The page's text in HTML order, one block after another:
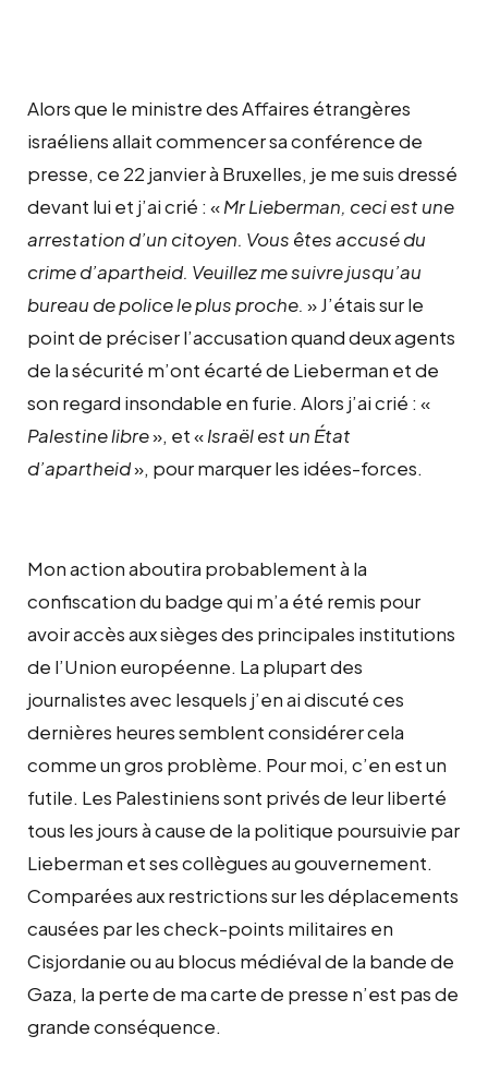
Alors que le ministre des Affaires étrangères
israéliens allait commencer sa conférence de
presse, ce 22 janvier à Bruxelles, je me suis dressé
devant lui et j’ai crié : «Mr Lieberman, ceci est une
arrestation d’un citoyen. Vous êtes accusé du
crime d’apartheid. Veuillez me suivre jusqu’au
bureau de police le plus proche. » J’étais sur le
point de préciser l’accusation quand deux agents
de la sécurité m’ont écarté de Lieberman et de
son regard insondable en furie. Alors j’ai crié : «
Palestine libre», et «Israël est un État
d’apartheid», pour marquer les idées-forces.
Mon action aboutira probablement à la
confiscation du badge qui m’a été remis pour
avoir accès aux sièges des principales institutions
de l’Union européenne. La plupart des
journalistes avec lesquels j’en ai discuté ces
dernières heures semblent considérer cela
comme un gros problème. Pour moi, c’en est un
futile. Les Palestiniens sont privés de leur liberté
tous les jours à cause de la politique poursuivie par
Lieberman et ses collègues au gouvernement.
Comparées aux restrictions sur les déplacements
causées par les check-points militaires en
Cisjordanie ou au blocus médiéval de la bande de
Gaza, la perte de ma carte de presse n’est pas de
grande conséquence.